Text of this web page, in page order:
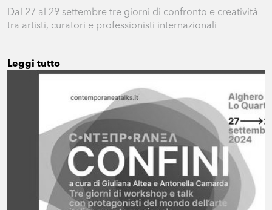
Dal 27 al 29 settembre tre giorni di confronto e creatività
tra artisti, curatori e professionisti internazionali
Leggi tutto